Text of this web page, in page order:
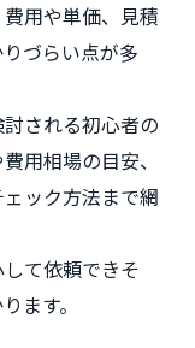
用や単価、見積
づらい点が多
される初心者の
用相場の目安、
ック方法まで網
て依頼できそ
ます。